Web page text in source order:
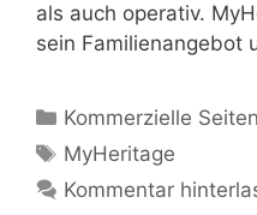
als auch operativ.
sein Familienangebot
Kategorien
Kommerzielle Seiten
Schlagwörter
MyHeritage
Kommentar